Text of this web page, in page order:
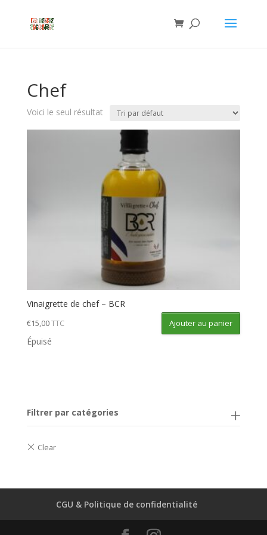
Chef
Voici le seul résultat
Vinaigrette de chef – BCR
€15,00TTC Ajouter au panier
Épuisé
Filtrer par catégories
CGU & Politique de confidentialité